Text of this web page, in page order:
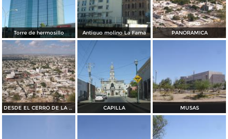
Torre de hermosillo Antiguo molino La Fama PANORAMICA
DESDE EL CERRO DE LA CAMPANA CAPILLA MUSAS